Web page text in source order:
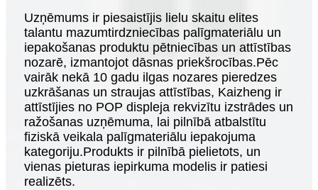
Uzņēmums ir piesaistījis lielu skaitu elites
talantu mazumtirdzniecības palīgmateriālu un
iepakošanas produktu pētniecības un attīstības
nozarē, izmantojot dāsnas priekšrocības.Pēc
vairāk nekā 10 gadu ilgas nozares pieredzes
uzkrāšanas un straujas attīstības, Kaizheng ir
attīstījies no POP displeja rekvizītu izstrādes un
ražošanas uzņēmuma, lai pilnībā atbalstītu
fiziskā veikala palīgmateriālu iepakojuma
kategoriju.Produkts ir pilnībā pielietots, un
vienas pieturas iepirkuma modelis ir patiesi
realizēts.